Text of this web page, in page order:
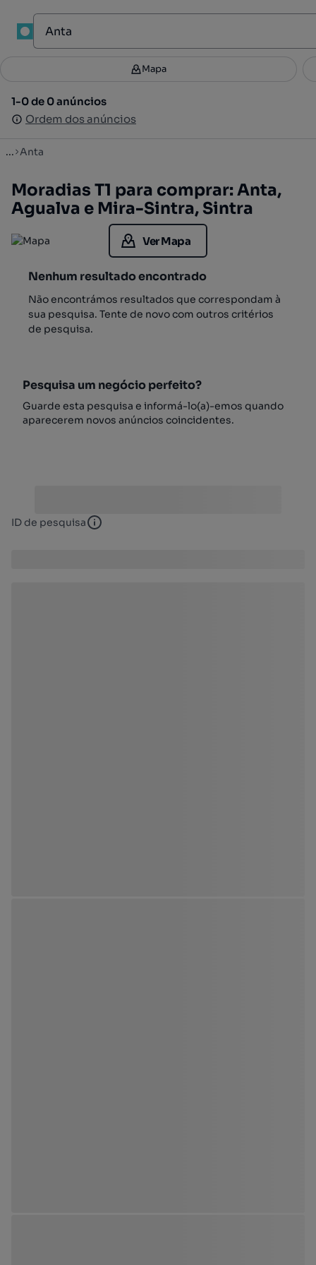
Filtros 3
1-0 de 0 anúncios
Ordem dos anúncios
Mapa
1-0 de 0 anúncios
Ordem dos anúncios
... Anta
Moradias T1 para comprar: Anta,
Agualva e Mira-Sintra, Sintra
Ver Mapa
Nenhum resultado encontrado
Não encontrámos resultados que correspondam à
sua pesquisa. Tente de novo com outros critérios
de pesquisa.
Pesquisa um negócio perfeito?
Guarde esta pesquisa e informá-lo(a)-emos quando
aparecerem novos anúncios coincidentes.
ID de pesquisa ID de pesquisa